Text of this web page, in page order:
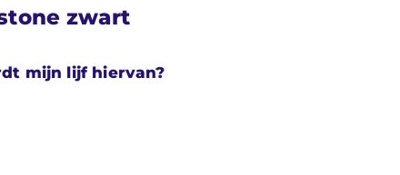
zwart
mijn lijf hiervan?